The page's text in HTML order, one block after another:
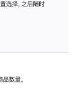
选择，之后随时
数量。